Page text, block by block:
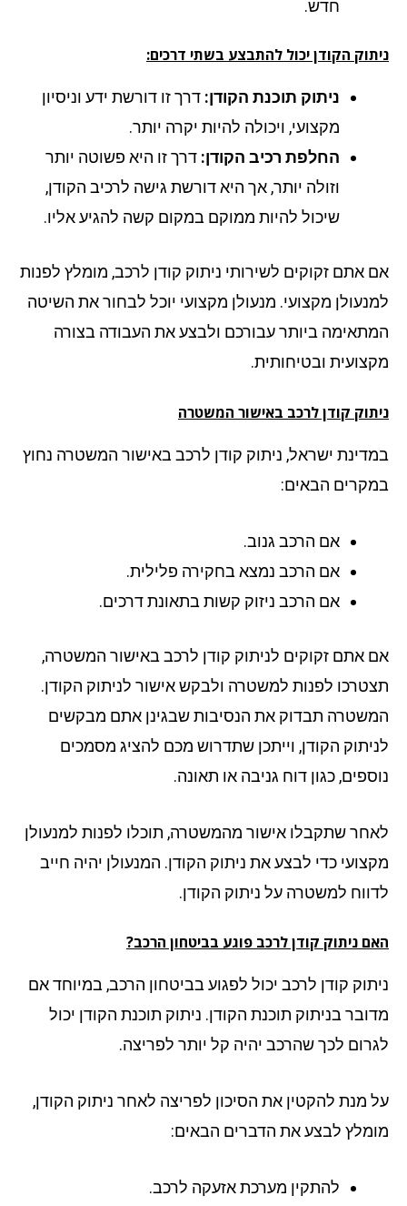
חדש.
ניתוק הקודן יכול להתבצע בשתי דרכים:
ניתוק תוכנת הקודן: דרך זו דורשת ידע וניסיון
מקצועי, ויכולה להיות יקרה יותר.
החלפת רכיב הקודן: דרך זו היא פשוטה יותר
וזולה יותר, אך היא דורשת גישה לרכיב הקודן,
שיכול להיות ממוקם במקום קשה להגיע אליו.
אם אתם זקוקים לשירותי ניתוק קודן לרכב, מומלץ לפנות
למנעולן מקצועי. מנעולן מקצועי יוכל לבחור את השיטה
המתאימה ביותר עבורכם ולבצע את העבודה בצורה
מקצועית ובטיחותית.
ניתוק קודן לרכב באישור המשטרה
במדינת ישראל, ניתוק קודן לרכב באישור המשטרה נחוץ
במקרים הבאים:
אם הרכב גנוב.
אם הרכב נמצא בחקירה פלילית.
אם הרכב ניזוק קשות בתאונת דרכים.
אם אתם זקוקים לניתוק קודן לרכב באישור המשטרה,
תצטרכו לפנות למשטרה ולבקש אישור לניתוק הקודן.
המשטרה תבדוק את הנסיבות שבגינן אתם מבקשים
לניתוק הקודן, וייתכן שתדרוש מכם להציג מסמכים
נוספים, כגון דוח גניבה או תאונה.
לאחר שתקבלו אישור מהמשטרה, תוכלו לפנות למנעולן
מקצועי כדי לבצע את ניתוק הקודן. המנעולן יהיה חייב
לדווח למשטרה על ניתוק הקודן.
האם ניתוק קודן לרכב פוגע בביטחון הרכב?
ניתוק קודן לרכב יכול לפגוע בביטחון הרכב, במיוחד אם
מדובר בניתוק תוכנת הקודן. ניתוק תוכנת הקודן יכול
לגרום לכך שהרכב יהיה קל יותר לפריצה.
על מנת להקטין את הסיכון לפריצה לאחר ניתוק הקודן,
מומלץ לבצע את הדברים הבאים:
להתקין מערכת אזעקה לרכב.